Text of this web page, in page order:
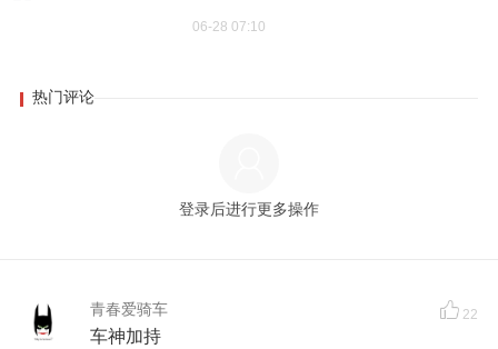
06-28 07:10
热门评论
登录后进行更多操作
青春爱骑车 22
车神加持